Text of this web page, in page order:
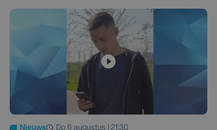
Nieuws
do 6 augustus | 21:30